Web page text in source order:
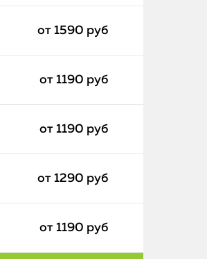
от 1590 руб
от 1190 руб
от 1190 руб
от 1290 руб
от 1190 руб